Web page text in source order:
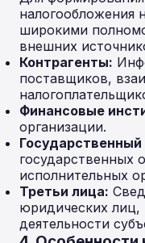
налогообложения
широкими
внешних
Контрагенты:
поставщиков,
Финансовые
организации.
Государственный
государственных
исполнительных
Третьи лица:
юридических
деятельности